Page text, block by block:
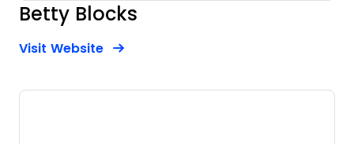
Betty Blocks
Visit WebsiteOpens New Window